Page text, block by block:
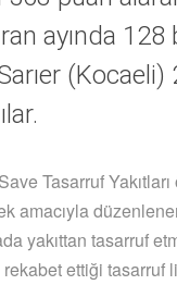
ayında 128
Tasarruf
amacıyla
yakıttan tasarruf
ettiği tasarruf